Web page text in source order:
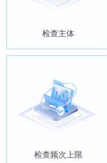
检查主体
检查频次上限